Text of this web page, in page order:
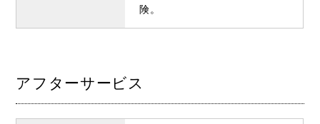
険。
アフターサービス